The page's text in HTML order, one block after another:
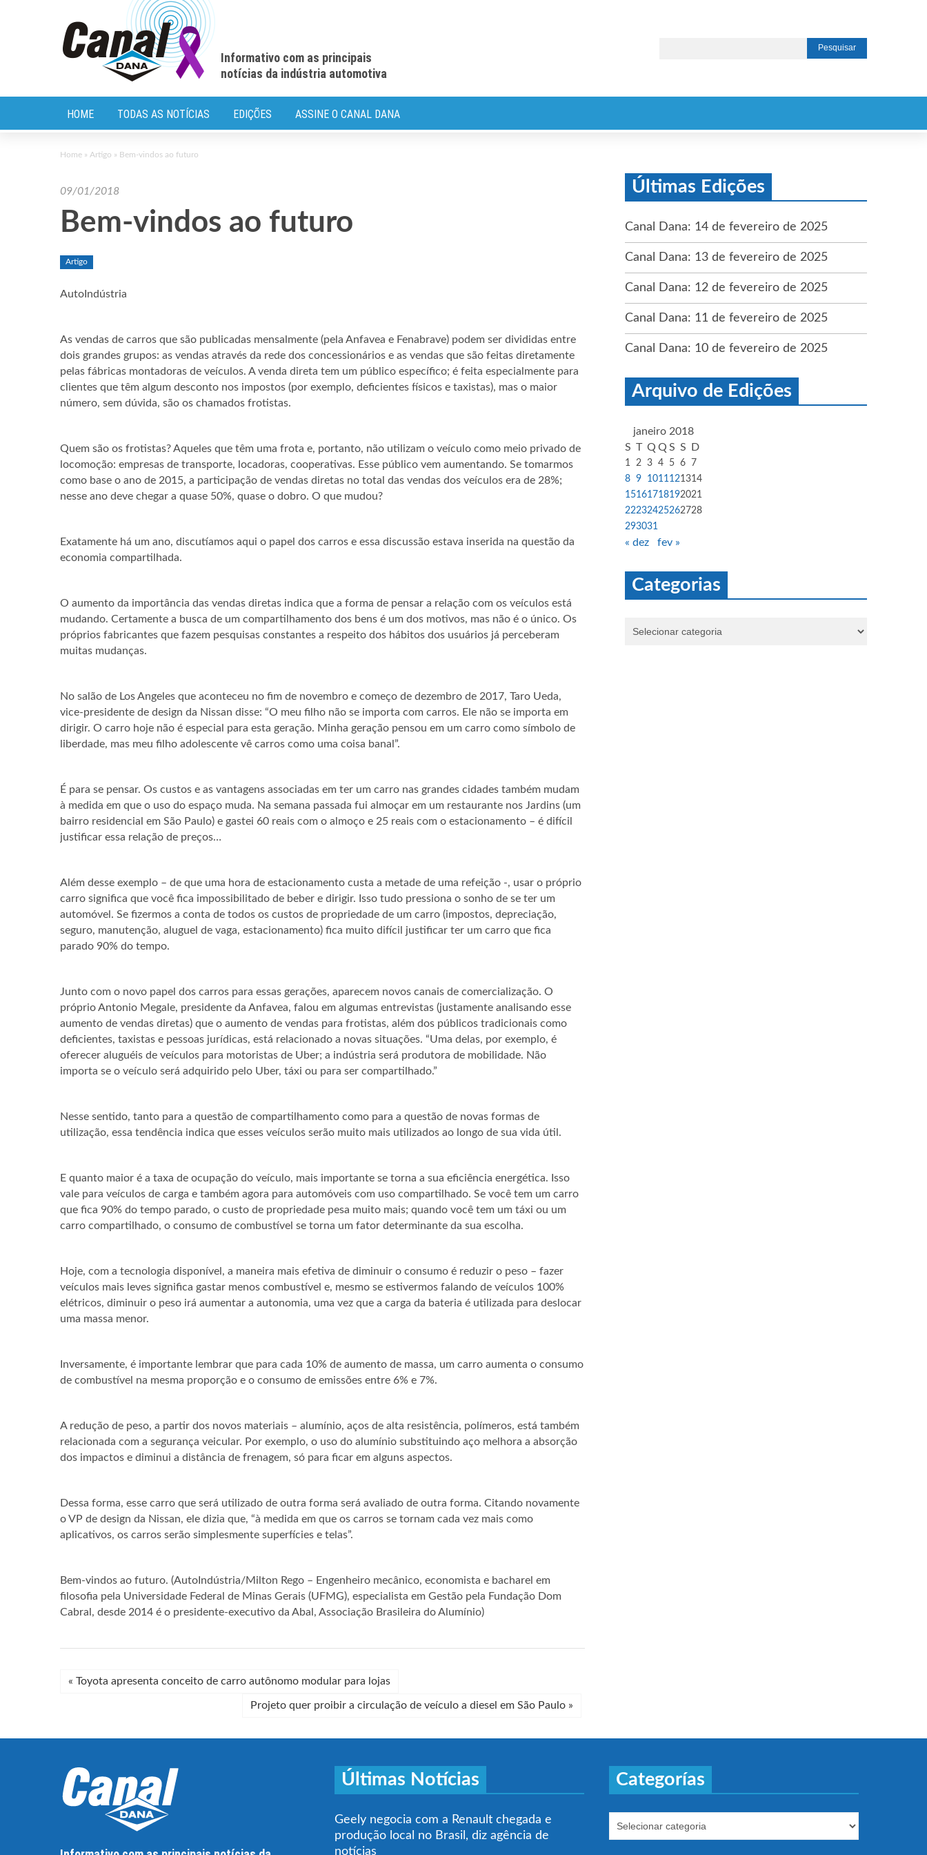
Informativo com as principais
notícias da indústria automotiva
HOME TODAS AS NOTÍCIAS EDIÇÕES ASSINE O CANAL DANA
Home » Artigo » Bem-vindos ao futuro
09/01/2018
Bem-vindos ao futuro
Artigo
AutoIndústria
As vendas de carros que são publicadas mensalmente (pela Anfavea e Fenabrave) podem ser divididas entre
dois grandes grupos: as vendas através da rede dos concessionários e as vendas que são feitas diretamente
pelas fábricas montadoras de veículos. A venda direta tem um público específico; é feita especialmente para
clientes que têm algum desconto nos impostos (por exemplo, deficientes físicos e taxistas), mas o maior
número, sem dúvida, são os chamados frotistas.
Quem são os frotistas? Aqueles que têm uma frota e, portanto, não utilizam o veículo como meio privado de
locomoção: empresas de transporte, locadoras, cooperativas. Esse público vem aumentando. Se tomarmos
como base o ano de 2015, a participação de vendas diretas no total das vendas dos veículos era de 28%;
nesse ano deve chegar a quase 50%, quase o dobro. O que mudou?
Exatamente há um ano, discutíamos aqui o papel dos carros e essa discussão estava inserida na questão da
economia compartilhada.
O aumento da importância das vendas diretas indica que a forma de pensar a relação com os veículos está
mudando. Certamente a busca de um compartilhamento dos bens é um dos motivos, mas não é o único. Os
próprios fabricantes que fazem pesquisas constantes a respeito dos hábitos dos usuários já perceberam
muitas mudanças.
No salão de Los Angeles que aconteceu no fim de novembro e começo de dezembro de 2017, Taro Ueda,
vice-presidente de design da Nissan disse: “O meu filho não se importa com carros. Ele não se importa em
dirigir. O carro hoje não é especial para esta geração. Minha geração pensou em um carro como símbolo de
liberdade, mas meu filho adolescente vê carros como uma coisa banal”.
É para se pensar. Os custos e as vantagens associadas em ter um carro nas grandes cidades também mudam
à medida em que o uso do espaço muda. Na semana passada fui almoçar em um restaurante nos Jardins (um
bairro residencial em São Paulo) e gastei 60 reais com o almoço e 25 reais com o estacionamento – é difícil
justificar essa relação de preços…
Além desse exemplo – de que uma hora de estacionamento custa a metade de uma refeição -, usar o próprio
carro significa que você fica impossibilitado de beber e dirigir. Isso tudo pressiona o sonho de se ter um
automóvel. Se fizermos a conta de todos os custos de propriedade de um carro (impostos, depreciação,
seguro, manutenção, aluguel de vaga, estacionamento) fica muito difícil justificar ter um carro que fica
parado 90% do tempo.
Junto com o novo papel dos carros para essas gerações, aparecem novos canais de comercialização. O
próprio Antonio Megale, presidente da Anfavea, falou em algumas entrevistas (justamente analisando esse
aumento de vendas diretas) que o aumento de vendas para frotistas, além dos públicos tradicionais como
deficientes, taxistas e pessoas jurídicas, está relacionado a novas situações. “Uma delas, por exemplo, é
oferecer aluguéis de veículos para motoristas de Uber; a indústria será produtora de mobilidade. Não
importa se o veículo será adquirido pelo Uber, táxi ou para ser compartilhado.”
Nesse sentido, tanto para a questão de compartilhamento como para a questão de novas formas de
utilização, essa tendência indica que esses veículos serão muito mais utilizados ao longo de sua vida útil.
E quanto maior é a taxa de ocupação do veículo, mais importante se torna a sua eficiência energética. Isso
vale para veículos de carga e também agora para automóveis com uso compartilhado. Se você tem um carro
que fica 90% do tempo parado, o custo de propriedade pesa muito mais; quando você tem um táxi ou um
carro compartilhado, o consumo de combustível se torna um fator determinante da sua escolha.
Hoje, com a tecnologia disponível, a maneira mais efetiva de diminuir o consumo é reduzir o peso – fazer
veículos mais leves significa gastar menos combustível e, mesmo se estivermos falando de veículos 100%
elétricos, diminuir o peso irá aumentar a autonomia, uma vez que a carga da bateria é utilizada para deslocar
uma massa menor.
Inversamente, é importante lembrar que para cada 10% de aumento de massa, um carro aumenta o consumo
de combustível na mesma proporção e o consumo de emissões entre 6% e 7%.
A redução de peso, a partir dos novos materiais – alumínio, aços de alta resistência, polímeros, está também
relacionada com a segurança veicular. Por exemplo, o uso do alumínio substituindo aço melhora a absorção
dos impactos e diminui a distância de frenagem, só para ficar em alguns aspectos.
Dessa forma, esse carro que será utilizado de outra forma será avaliado de outra forma. Citando novamente
o VP de design da Nissan, ele dizia que, “à medida em que os carros se tornam cada vez mais como
aplicativos, os carros serão simplesmente superfícies e telas”.
Bem-vindos ao futuro. (AutoIndústria/Milton Rego – Engenheiro mecânico, economista e bacharel em
filosofia pela Universidade Federal de Minas Gerais (UFMG), especialista em Gestão pela Fundação Dom
Cabral, desde 2014 é o presidente-executivo da Abal, Associação Brasileira do Alumínio)
« Toyota apresenta conceito de carro autônomo modular para lojas
Projeto quer proibir a circulação de veículo a diesel em São Paulo »
Últimas Edições
Canal Dana: 14 de fevereiro de 2025
Canal Dana: 13 de fevereiro de 2025
Canal Dana: 12 de fevereiro de 2025
Canal Dana: 11 de fevereiro de 2025
Canal Dana: 10 de fevereiro de 2025
Arquivo de Edições
janeiro 2018
S T Q Q S S D
1 2 3 4 5 6
7
8 9 1011121314
15161718192021
22232425262728
293031
« dez fev »
Categorias
Últimas Notícias
Geely negocia com a Renault chegada e
produção local no Brasil, diz agência de
notícias
Categorías